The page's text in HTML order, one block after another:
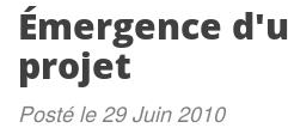
Émergence
projet
Posté le 29 Juin 2010